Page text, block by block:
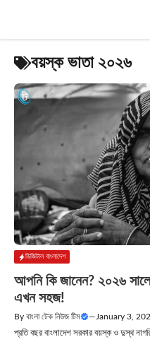
Menu
বয়স্ক ভাতা ২০২৬
ডিজিটাল বাংলাদেশ
আপনি কি জানেন? ২০২৬
এখন সহজ!
By বাংলা টেক নিউজ টিম — January 3,
প্রতি বছর বাংলাদেশ সরকার বয়স্ক ও দুস্থ